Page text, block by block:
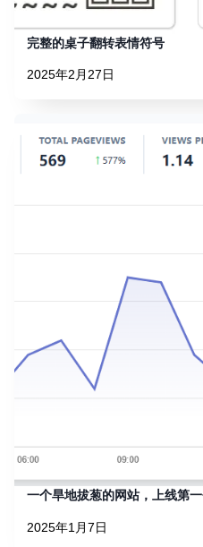
完整的桌子翻转表情符号
2025年2月27日
一个旱地拔葱的网站，上线第
2025年1月7日